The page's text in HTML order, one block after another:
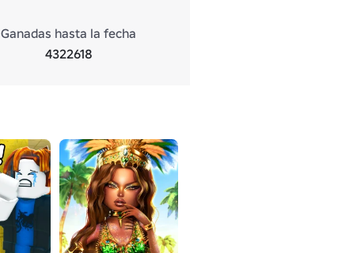
Ganadas hasta la fecha
4322618